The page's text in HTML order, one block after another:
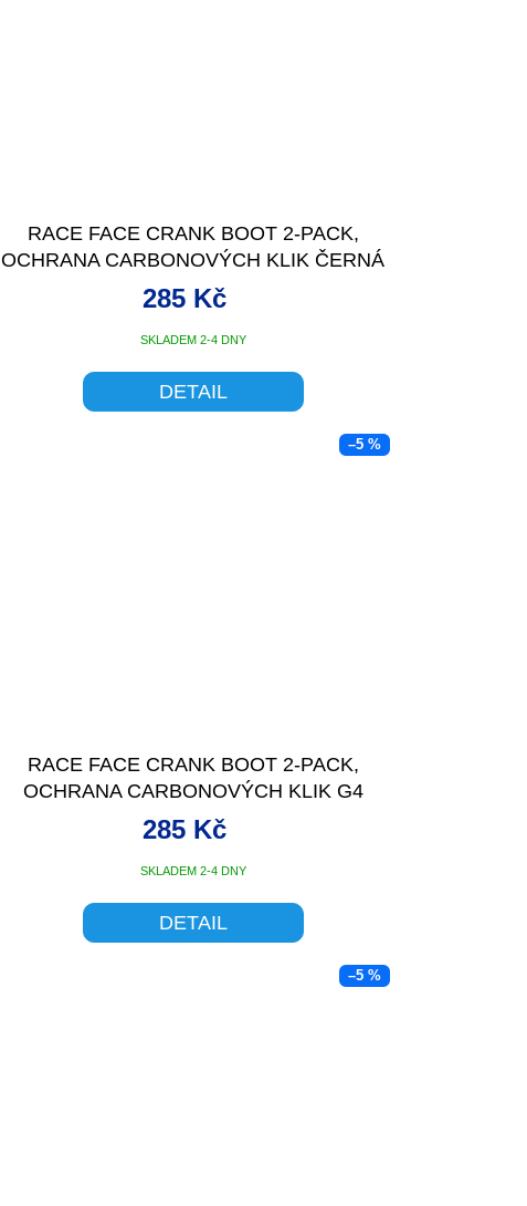
RACE FACE CRANK BOOT 2-PACK,
OCHRANA CARBONOVÝCH KLIK ČERNÁ
SKLADEM 2-4 DNY
285 Kč
DETAIL
–5 %
RACE FACE CRANK BOOT 2-PACK,
OCHRANA CARBONOVÝCH KLIK G4
MEDIUM ČERVENÁ
SKLADEM 2-4 DNY
285 Kč
DETAIL
–5 %